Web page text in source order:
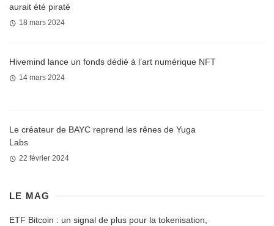
aurait été piraté
18 mars 2024
Hivemind lance un fonds dédié à l’art numérique NFT
14 mars 2024
Le créateur de BAYC reprend les rênes de Yuga
Labs
22 février 2024
LE MAG
ETF Bitcoin : un signal de plus pour la tokenisation,